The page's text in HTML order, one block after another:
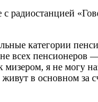
категории
всех пенсионеров
я не могу
в основном за